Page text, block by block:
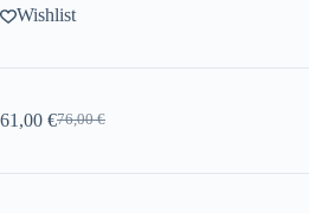
Wishlist
76,00€
61,00 €